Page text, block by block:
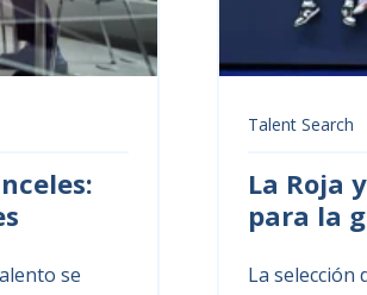
se
Talent Search
La Roja
para la
La selección